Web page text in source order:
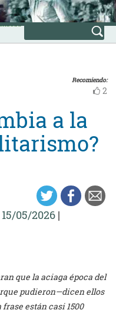
Recomiendo:
2
a la
15/05/2026 |
que la aciaga época del
pudieron—dicen ellos
están casi 1500